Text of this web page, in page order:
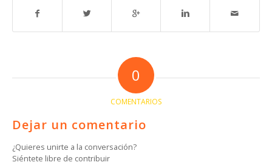
0
COMENTARIOS
Dejar un comentario
¿Quieres unirte a la conversación?
Siéntete libre de contribuir